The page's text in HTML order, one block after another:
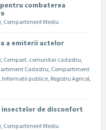
pentru combaterea
, Compartiment Mediu
a emiterii actelor
, Compart. comunitar cadastru,
Cadastru, Compartiment
, Informatii publice, Registru Agricol,
de disconfort
, Compartiment Mediu